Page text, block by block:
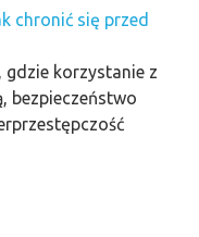
chronić się przed
gdzie korzystanie z
bezpieczeństwo